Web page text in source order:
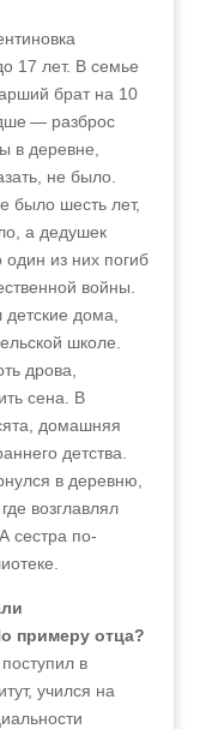
17 лет. В семье
брат на 10
— разброс
в деревне,
не было.
было шесть лет,
а дедушек
из них погиб
войны.
дома,
школе.
дрова,
сена. В
домашняя
детства.
в деревню,
возглавлял
сестра по-
примеру отца?
в
учился на